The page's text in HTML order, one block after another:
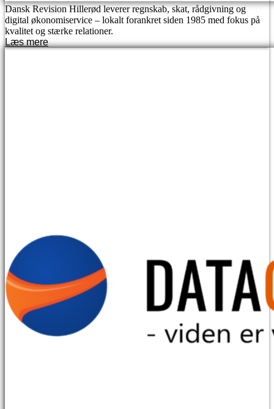
Dansk Revision Hillerød leverer regnskab, skat, rådgivning og
digital økonomiservice – lokalt forankret siden 1985 med fokus på
kvalitet og stærke relationer.
Læs mere